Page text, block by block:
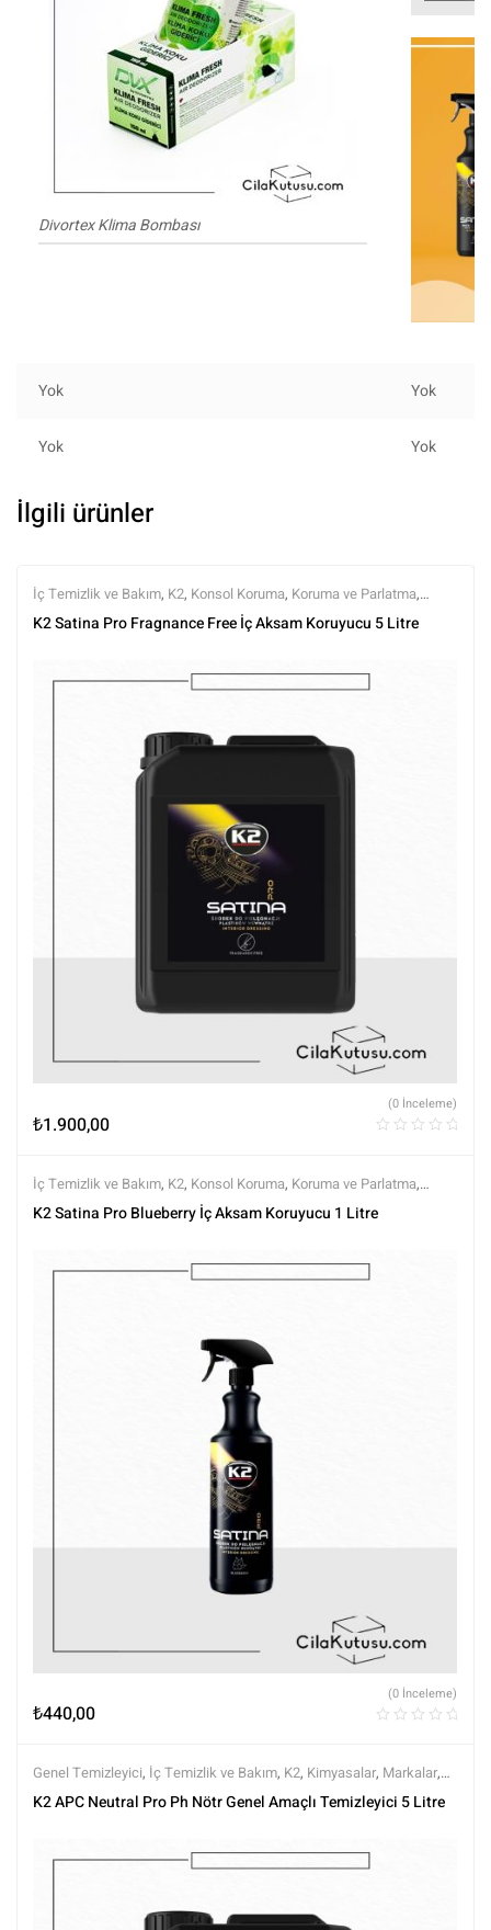
Divortex Klima Bombası
Yok Yok
Yok Yok
İlgili ürünler
İç Temizlik ve Bakım, K2, Konsol Koruma, Koruma ve Parlatma,
Markalar,Tüm Ürünler,Tüm Ürünler ,Yarı Mat (Doğal Görünüm)
K2 Satina Pro Fragnance Free İç Aksam Koruyucu 5 Litre
₺1.900,00
(0 İnceleme)
İç Temizlik ve Bakım, K2, Konsol Koruma, Koruma ve Parlatma,
Markalar,Tüm Ürünler,Tüm Ürünler,Yarı Mat (Doğal Görünüm)
K2 Satina Pro Blueberry İç Aksam Koruyucu 1 Litre
₺440,00
(0 İnceleme)
Genel Temizleyici, İç Temizlik ve Bakım, K2, Kimyasalar, Markalar,
Tüm Ürünler,Tüm Ürünler
K2 APC Neutral Pro Ph Nötr Genel Amaçlı Temizleyici 5 Litre